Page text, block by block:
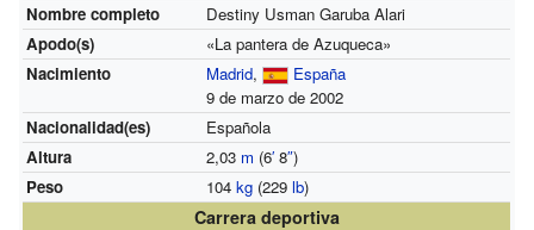
Nombre completo
Destiny Usman Garuba Alari
Apodo(s)
«La pantera de Azuqueca»
Nacimiento
Madrid,
España
9 de marzo de 2002
Nacionalidad(es)
Española
Altura
2,03 m (6′8″)
Peso
104 kg(229 lb)
Carrera deportiva